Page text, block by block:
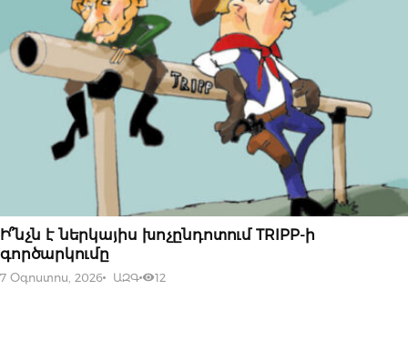
07 ՕԳՈՍՏՈՍԻ, 2026
Ի՞նչն է ներկայիս խոչընդոտում TRIPP-ի
գործարկումը
7 Օգոստոս, 2026 ԱԶԳ 12